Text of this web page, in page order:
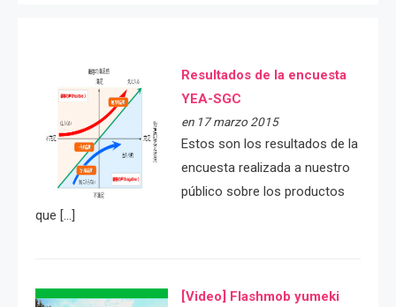
Resultados de la encuesta
YEA-SGC
en 17 marzo 2015
Estos son los resultados de la
encuesta realizada a nuestro
público sobre los productos
que […]
[Video] Flashmob yumeki